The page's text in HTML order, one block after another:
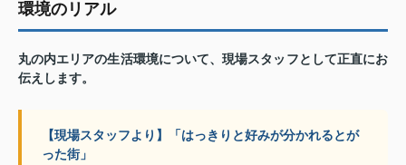
環境のリアル
丸の内エリアの生活環境について、現場スタッフとして正直にお
伝えします。
【現場スタッフより】「はっきりと好みが分かれるとが
った街」